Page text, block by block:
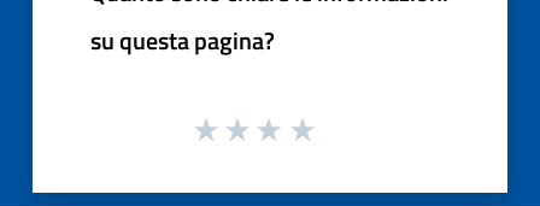
su questa pagina?